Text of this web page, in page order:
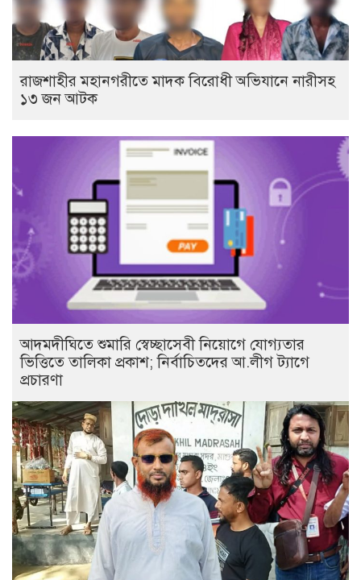
রাজশাহীর মহানগরীতে মাদক বিরোধী অভিযানে নারীসহ
১৩ জন আটক
আদমদীঘিতে শুমারি স্বেচ্ছাসেবী নিয়োগে যোগ্যতার
ভিত্তিতে তালিকা প্রকাশ; নির্বাচিতদের আ.লীগ ট্যাগে
প্রচারণা